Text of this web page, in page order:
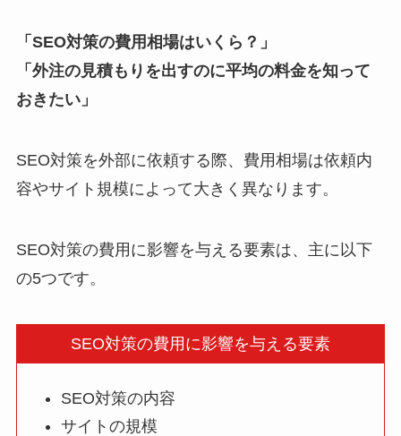
「SEO対策の費用相場はいくら？」
「外注の見積もりを出すのに平均の料金を知って
おきたい」
SEO対策を外部に依頼する際、費用相場は依頼内
容やサイト規模によって大きく異なります。
SEO対策の費用に影響を与える要素は、主に以下
の5つです。
SEO対策の費用に影響を与える要素
SEO対策の内容
サイトの規模